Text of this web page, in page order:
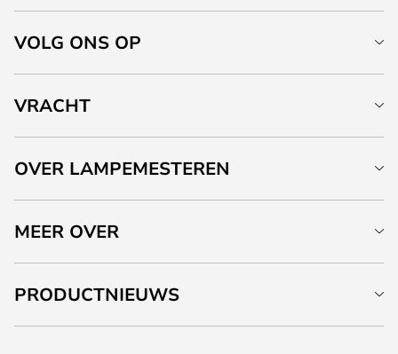
VOLG ONS OP
VRACHT
OVER LAMPEMESTEREN
MEER OVER
PRODUCTNIEUWS